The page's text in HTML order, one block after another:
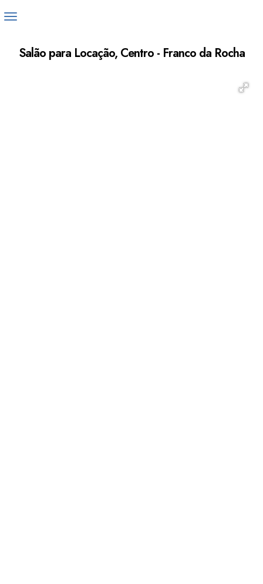
Salão para Locação, Centro - Franco da Rocha